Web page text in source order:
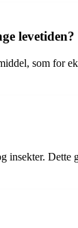
levetiden?
som for
insekter.